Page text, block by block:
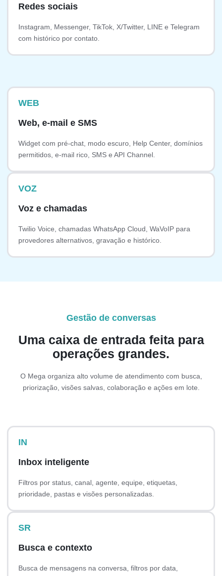
Redes sociais
Instagram, Messenger, TikTok, X/Twitter, LINE e Telegram
com histórico por contato.
WEB
Web, e-mail e SMS
Widget com pré-chat, modo escuro, Help Center, domínios
permitidos, e-mail rico, SMS e API Channel.
VOZ
Voz e chamadas
Twilio Voice, chamadas WhatsApp Cloud, WaVoIP para
provedores alternativos, gravação e histórico.
Gestão de conversas
Uma caixa de entrada feita para
operações grandes.
O Mega organiza alto volume de atendimento com busca,
priorização, visões salvas, colaboração e ações em lote.
IN
Inbox inteligente
Filtros por status, canal, agente, equipe, etiquetas,
prioridade, pastas e visões personalizadas.
SR
Busca e contexto
Busca de mensagens na conversa, filtros por data,